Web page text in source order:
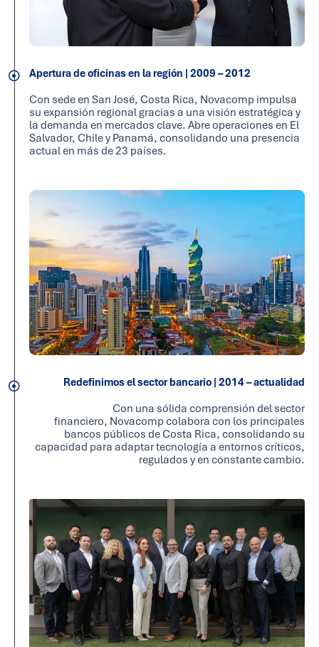
Apertura de oficinas en la región | 2009 – 2012
Con sede en San José, Costa Rica, Novacomp impulsa
su expansión regional gracias a una visión estratégica y
la demanda en mercados clave. Abre operaciones en El
Salvador, Chile y Panamá, consolidando una presencia
actual en más de 23 países.
Redefinimos el sector bancario | 2014 – actualidad
Con una sólida comprensión del sector
financiero, Novacomp colabora con los principales
bancos públicos de Costa Rica, consolidando su
capacidad para adaptar tecnología a entornos críticos,
regulados y en constante cambio.